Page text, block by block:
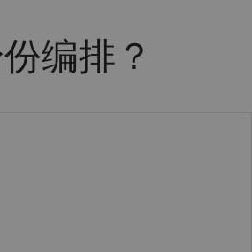
编排？